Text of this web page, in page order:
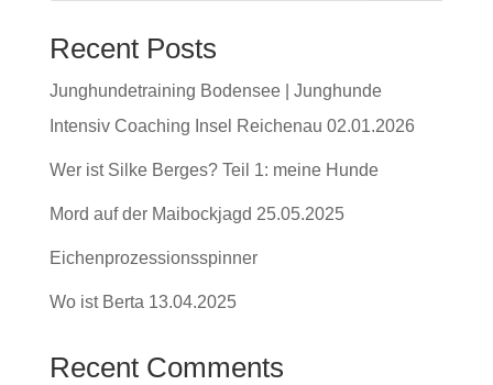
Recent Posts
Junghundetraining Bodensee | Junghunde
Intensiv Coaching Insel Reichenau 02.01.2026
Wer ist Silke Berges? Teil 1: meine Hunde
Mord auf der Maibockjagd 25.05.2025
Eichenprozessionsspinner
Wo ist Berta 13.04.2025
Recent Comments